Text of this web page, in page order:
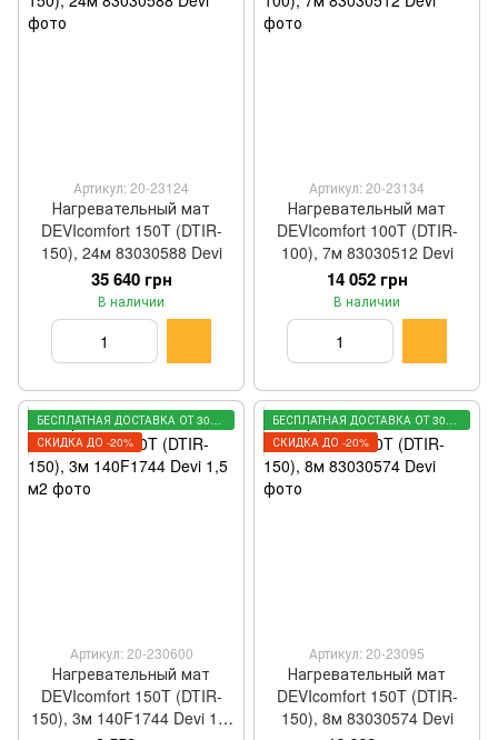
Артикул: 20-23124
Нагревательный мат
DEVIcomfort 150T (DTIR-
150), 24м 83030588 Devi
35 640 грн
В наличии
Артикул: 20-23134
Нагревательный мат
DEVIcomfort 100T (DTIR-
100), 7м 83030512 Devi
14 052 грн
В наличии
БЕСПЛАТНАЯ ДОСТАВКА ОТ 3000 ГРН
СКИДКА ДО -20%
Артикул: 20-230600
Нагревательный мат
DEVIcomfort 150T (DTIR-
150), 3м 140F1744 Devi 1,5
БЕСПЛАТНАЯ ДОСТАВКА ОТ 3000 ГРН
СКИДКА ДО -20%
Артикул: 20-23095
Нагревательный мат
DEVIcomfort 150T (DTIR-
150), 8м 83030574 Devi